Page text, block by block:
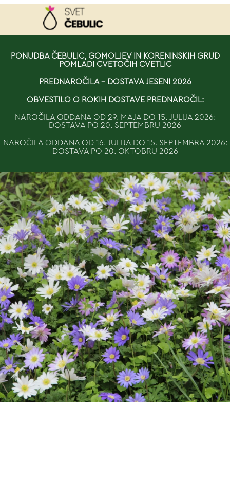
VAŠA KOŠARICA JE
PONUDBA ČEBULIC, GOMOLJEV IN KORENINSKIH GRUD
POMLADI CVETOČIH CVETLIC
PREDNAROČILA - DOSTAVA JESENI 2026
OBVESTILO O ROKIH DOSTAVE PREDNAROČIL:
NAROČILA ODDANA OD 29. MAJA DO 15. JULIJA 2026:
DOSTAVA PO 20. SEPTEMBRU 2026
NAROČILA ODDANA OD 16. JULIJA DO 15. SEPTEMBRA 2026:
DOSTAVA PO 20. OKTOBRU 2026